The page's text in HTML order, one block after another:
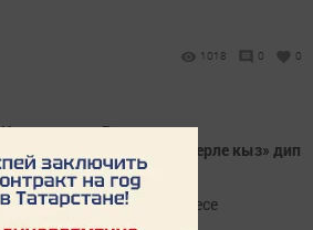
1018 0 0
Чаллы кызы Рәмилә
Шәмсемөхәммәтова «Иң серле кыз» дип
танылды
Ул “Татар-кызы 2022” бәйгесе
финалисты.